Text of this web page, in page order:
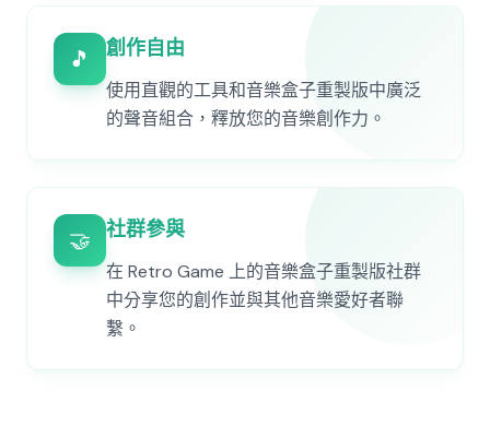
🎵 創作自由
使用直觀的工具和音樂盒子重製版中廣泛
的聲音組合，釋放您的音樂創作力。
🤝 社群參與
在 Retro Game 上的音樂盒子重製版社群
中分享您的創作並與其他音樂愛好者聯
繫。